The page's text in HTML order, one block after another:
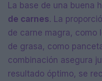
La base de una buena
de carnes. La
de carne magra, como
de grasa, como
combinación asegura
resultado óptimo, se